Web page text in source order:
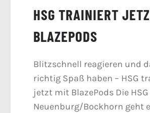
HSG TRAINIERT
BLAZEPODS
Blitzschnell reagieren und
richtig Spaß haben – HSG
jetzt mit BlazePods Die HSG
Neuenburg/Bockhorn geht